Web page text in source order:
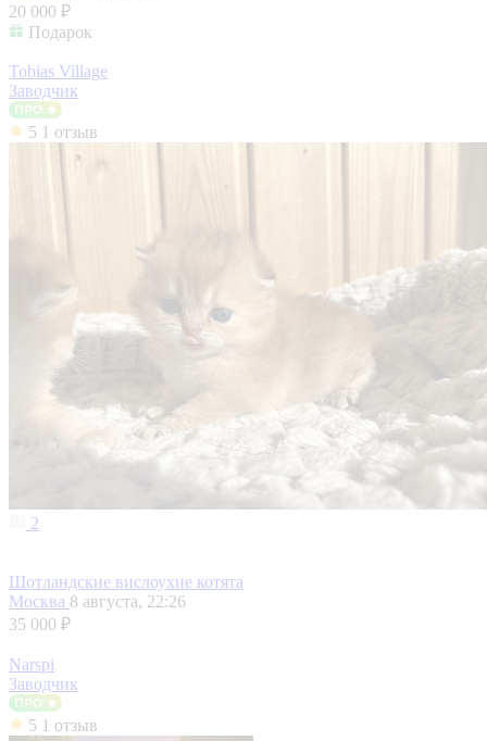
20 000 ₽
Подарок
Tobias Village
Заводчик
5 1 отзыв
2
Шотландские вислоухие котята
Москва 8 августа, 22:26
35 000 ₽
Narspi
Заводчик
5 1 отзыв